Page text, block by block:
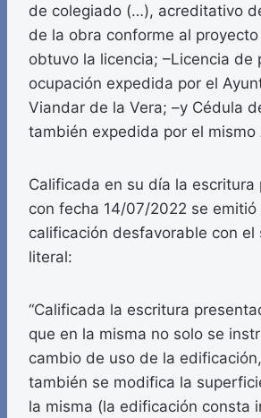
de colegiado (…), acreditativo
de la obra conforme al
obtuvo la licencia; –Licencia de
ocupación expedida por el
Viandar de la Vera; –y Cédula
también expedida por el mismo
Calificada en su día la escritura
con fecha 14/07/2022 se emitió
calificación desfavorable con el
literal:
“Calificada la escritura
que en la misma no solo se
cambio de uso de la
también se modifica la
la misma (la edificación consta